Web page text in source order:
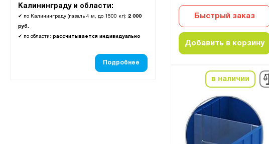
Калининграду и области:
✔ по Калининграду (газель 4 м, до 1500 кг): 2 000
руб.
✔ по области: рассчитывается индивидуально
Подробнее
Быстрый заказ
Добавить в корзину
в наличии